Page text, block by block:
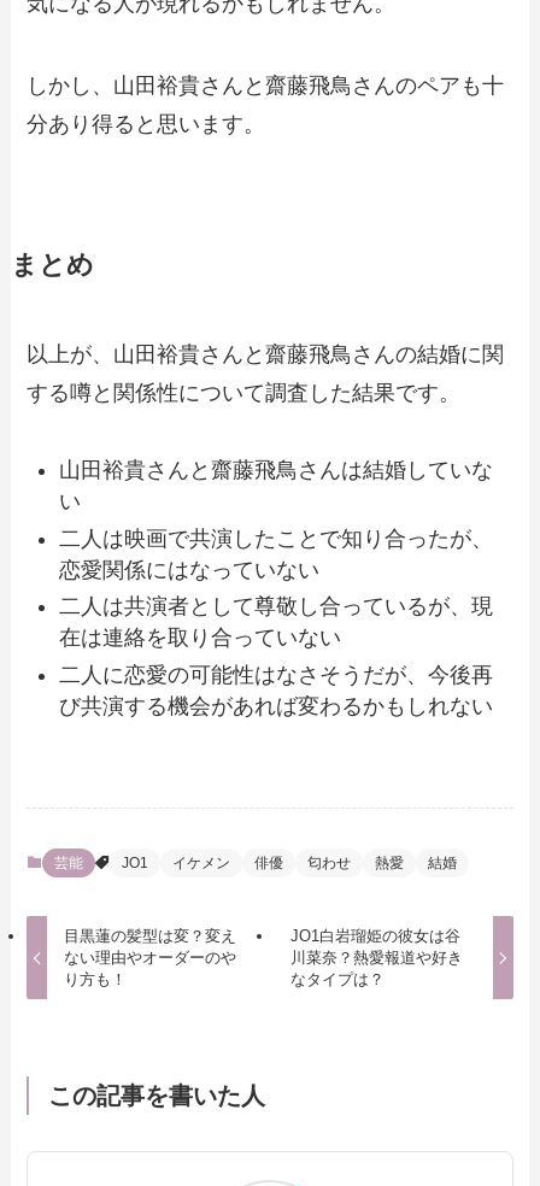
しかし、山田裕貴さんと齋藤飛鳥さんのペアも十
分あり得ると思います。
まとめ
以上が、山田裕貴さんと齋藤飛鳥さんの結婚に関
する噂と関係性について調査した結果です。
山田裕貴さんと齋藤飛鳥さんは結婚していな
い
二人は映画で共演したことで知り合ったが、
恋愛関係にはなっていない
二人は共演者として尊敬し合っているが、現
在は連絡を取り合っていない
二人に恋愛の可能性はなさそうだが、今後再
び共演する機会があれば変わるかもしれない
芸能 JO1 イケメン 俳優 匂わせ 熱愛 結婚
目黒蓮の髪型は変？変え
ない理由やオーダーのや
り方も！
JO1白岩瑠姫の彼女は谷
川菜奈？熱愛報道や好き
なタイプは？
この記事を書いた人